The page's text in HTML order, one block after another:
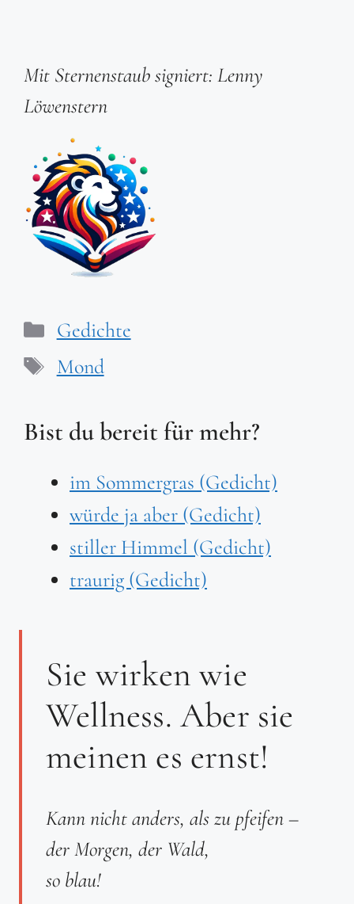
Mit Sternenstaub signiert: Lenny
Löwenstern
Kategorien
Gedichte
Schlagwörter
Mond
Bist du bereit für mehr?
im Sommergras (Gedicht)
würde ja aber (Gedicht)
stiller Himmel (Gedicht)
traurig (Gedicht)
Sie wirken wie
Wellness. Aber sie
meinen es ernst!
Kann nicht anders, als zu pfeifen –
der Morgen, der Wald,
so blau!